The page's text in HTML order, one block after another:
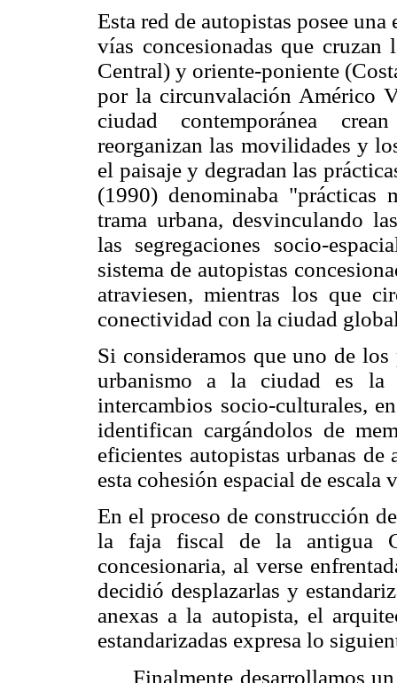
Esta red de autopistas posee
vías concesionadas que
Central) y oriente-poniente
por la circunvalación Américo
ciudad contemporánea
reorganizan las movilidades y
el paisaje y degradan las
(1990) denominaba "prácticas
trama urbana, desvinculando
las segregaciones socio-
sistema de autopistas
atraviesen, mientras los que
conectividad con la ciudad
Si consideramos que uno de
urbanismo a la ciudad es la
intercambios socio-culturales,
identifican cargándolos de
eficientes autopistas urbanas
esta cohesión espacial de
En el proceso de construcción
la faja fiscal de la antigua
concesionaria, al verse
decidió desplazarlas y
anexas a la autopista, el
estandarizadas expresa lo
Finalmente desarrollamos